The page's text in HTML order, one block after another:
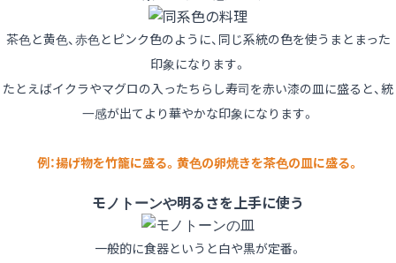
茶色と黄色、赤色とピンク色のように、同じ系統の色を使うまとまった
印象になります。
たとえばイクラやマグロの入ったちらし寿司を赤い漆の皿に盛ると、統
一感が出てより華やかな印象になります。
例：揚げ物を竹籠に盛る。黄色の卵焼きを茶色の皿に盛る。
モノトーンや明るさを上手に使う
一般的に食器というと白や黒が定番。